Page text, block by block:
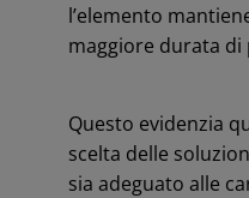
l’elemento
maggiore durata di
Questo evidenzia
scelta delle
sia adeguato alle